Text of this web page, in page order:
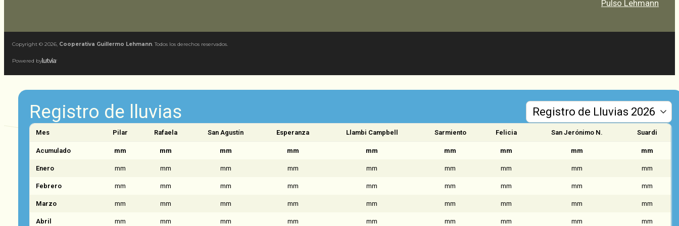
Pulso Lehmann
Copyright © 2026, Cooperativa Guillermo Lehmann. Todos los derechos reservados.
Powered by
Registro de lluvias
Mes Pilar Rafaela San Agustín Esperanza Llambi Campbell Sarmiento Felicia San Jerónimo N. Suardi
Acumulado mm mm mm mm mm mm mm mm mm
Enero mm mm mm mm mm mm mm mm mm
Febrero mm mm mm mm mm mm mm mm mm
Marzo mm mm mm mm mm mm mm mm mm
Abril mm mm mm mm mm mm mm mm mm